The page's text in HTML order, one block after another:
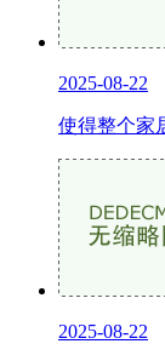
2025-08-22
使得整个家
2025-08-22